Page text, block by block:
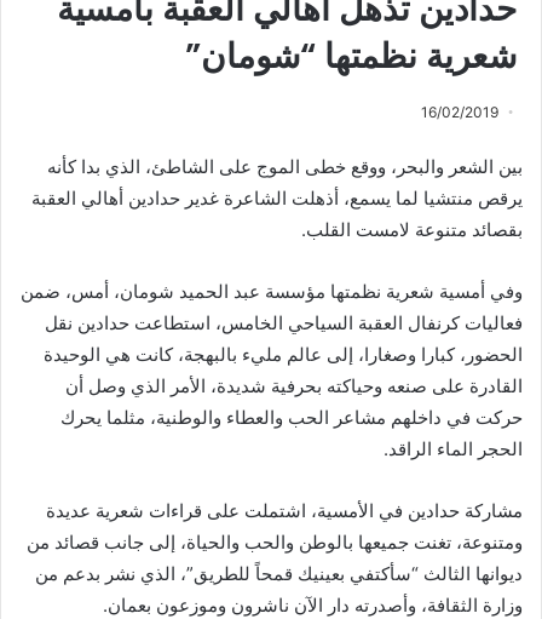
حدادين تذهل أهالي العقبة بأمسية
شعرية نظمتها “شومان”
16/02/2019
بين الشعر والبحر، ووقع خطى الموج على الشاطئ، الذي بدا كأنه
يرقص منتشيا لما يسمع، أذهلت الشاعرة غدير حدادين أهالي العقبة
بقصائد متنوعة لامست القلب.
وفي أمسية شعرية نظمتها مؤسسة عبد الحميد شومان، أمس، ضمن
فعاليات كرنفال العقبة السياحي الخامس، استطاعت حدادين نقل
الحضور، كبارا وصغارا، إلى عالم مليء بالبهجة، كانت هي الوحيدة
القادرة على صنعه وحياكته بحرفية شديدة، الأمر الذي وصل أن
حركت في داخلهم مشاعر الحب والعطاء والوطنية، مثلما يحرك
الحجر الماء الراقد.
مشاركة حدادين في الأمسية، اشتملت على قراءات شعرية عديدة
ومتنوعة، تغنت جميعها بالوطن والحب والحياة، إلى جانب قصائد من
ديوانها الثالث “سأكتفي بعينيك قمحاً للطريق”، الذي نشر بدعم من
وزارة الثقافة، وأصدرته دار الآن ناشرون وموزعون بعمان.